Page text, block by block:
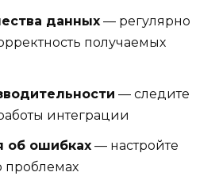
данных — регулярно
получаемых
— следите
интеграции
об ошибках — настройте